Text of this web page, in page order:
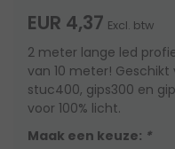
EUR 4,37 Excl. btw
2 meter lange led
van 10 meter! Geschikt
stuc400, gips300 en
voor 100% licht.
Maak een keuze: *